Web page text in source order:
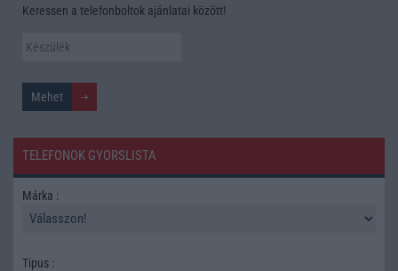
Keressen a telefonboltok ajánlatai között!
TELEFONOK GYORSLISTA
Márka :
Tipus :